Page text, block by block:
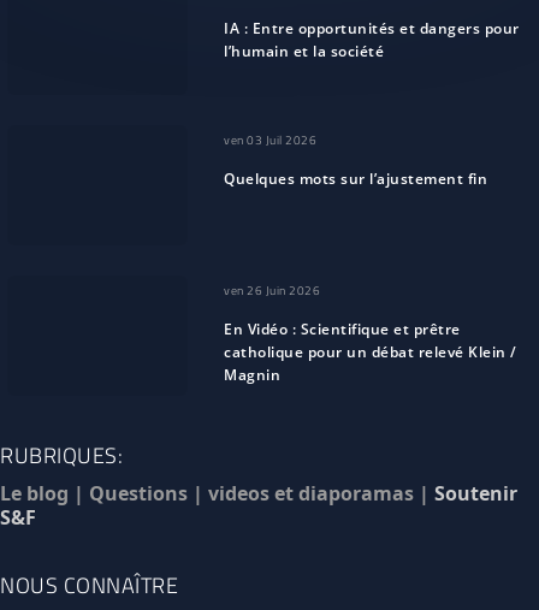
IA : Entre opportunités et dangers pour
l’humain et la société
ven 03 Juil 2026
Quelques mots sur l’ajustement fin
ven 26 Juin 2026
En Vidéo : Scientifique et prêtre
catholique pour un débat relevé Klein /
Magnin
RUBRIQUES:
Le blog | Questions | videos et diaporamas | Soutenir
S&F
NOUS CONNAÎTRE